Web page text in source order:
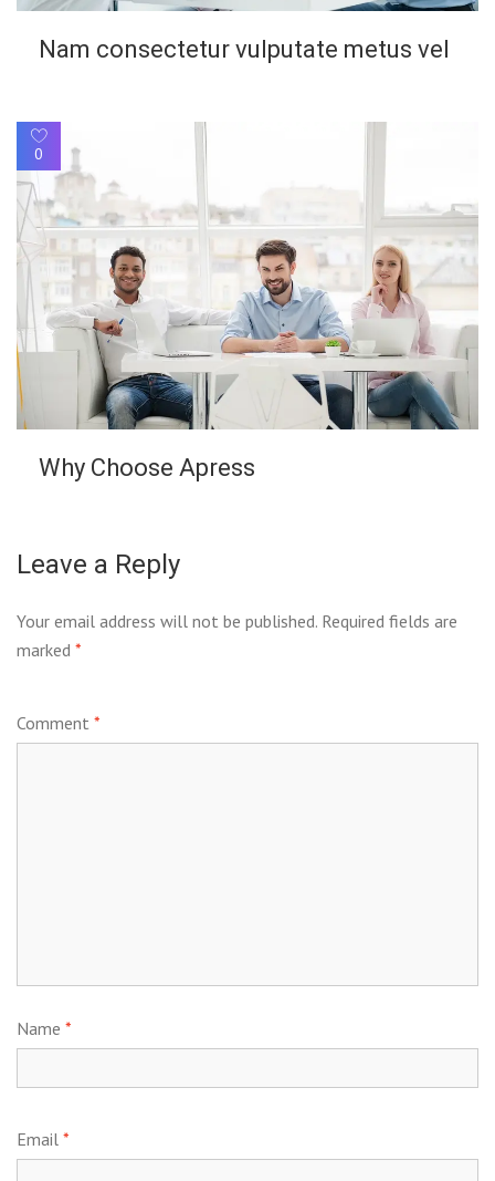
Nam consectetur vulputate metus vel
0
Why Choose Apress
Leave a Reply
Your email address will not be published. Required fields are
marked *
Comment *
Name *
Email *